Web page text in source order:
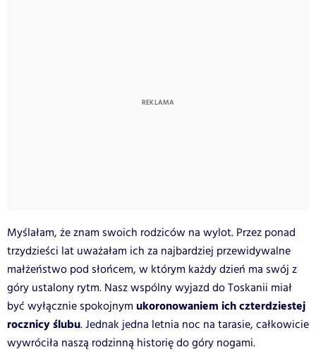
Myślałam, że znam swoich rodziców na wylot. Przez ponad
trzydzieści lat uważałam ich za najbardziej przewidywalne
małżeństwo pod słońcem, w którym każdy dzień ma swój z
góry ustalony rytm. Nasz wspólny wyjazd do Toskanii miał
być wyłącznie spokojnym ukoronowaniem ich czterdziestej
rocznicy ślubu. Jednak jedna letnia noc na tarasie, całkowicie
wywróciła naszą rodzinną historię do góry nogami.